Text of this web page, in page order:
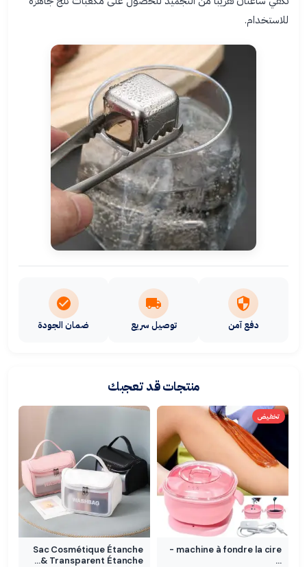
للاستخدام.
دفع آمن توصيل سريع ضمان الجودة
منتجات قد تعجبك
تخفيض
machine à fondre la cire -
…
Sac Cosmétique Étanche
Transparent Étanche &…